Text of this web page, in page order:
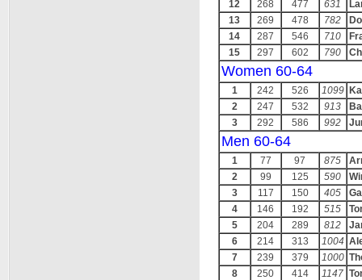
12
268 477 631
13
269 478 782
14
287 546 710
15
297 602 790
Women 60-64
1 242 526 1099
2
247 532 913
3
292 586 992
Men 60-64
1 77 97 875
2
99 125 590
3
117 150 405
4
146 192 515
5
204 289 812
6
214 313 1004
7
239 379 1000
8
250 414 1147